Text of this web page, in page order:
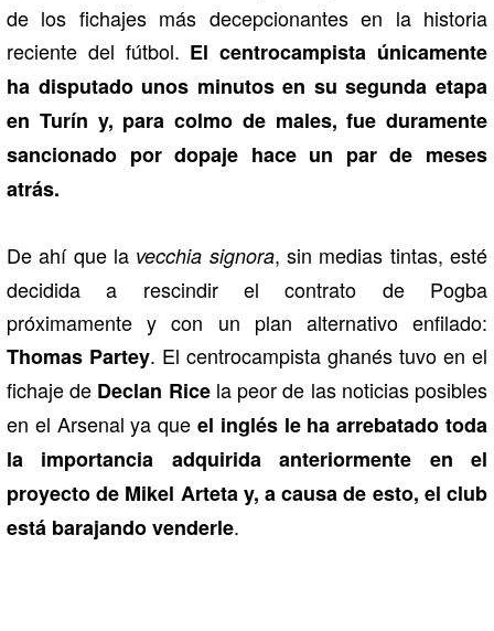
de los fichajes más decepcionantes en la historia
reciente del fútbol. El centrocampista únicamente
ha disputado unos minutos en su segunda etapa
en Turín y, para colmo de males, fue duramente
sancionado por dopaje hace un par de meses
atrás.
De ahí que la vecchia signora, sin medias tintas, esté
decidida a rescindir el contrato de Pogba
próximamente y con un plan alternativo enfilado:
Thomas Partey. El centrocampista ghanés tuvo en el
fichaje de Declan Rice la peor de las noticias posibles
en el Arsenal ya que el inglés le ha arrebatado toda
la importancia adquirida anteriormente en el
proyecto de Mikel Arteta y, a causa de esto, el club
está barajando venderle.